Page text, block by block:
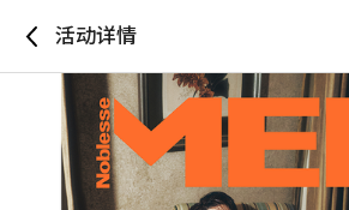
活动详情